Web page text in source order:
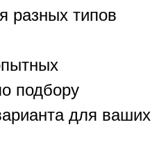
разных типов
подбору
для ваших